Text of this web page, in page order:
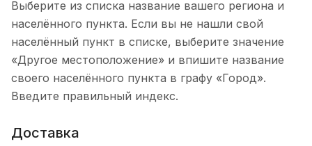
Выберите из списка название вашего региона и
населённого пункта. Если вы не нашли свой
населённый пункт в списке, выберите значение
«Другое местоположение» и впишите название
своего населённого пункта в графу «Город».
Введите правильный индекс.
Доставка